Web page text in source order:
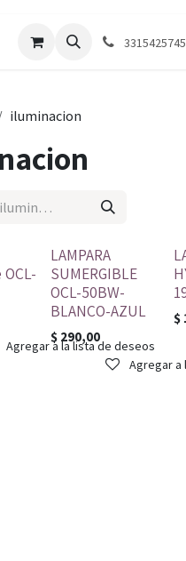
Blog 3315425745
iluminacion
Agregar a la lista de deseos
LAMPARA
SUMERGIBLE
OCL-50BW-
BLANCO-AZUL
$ 290,00
Agregar a
$